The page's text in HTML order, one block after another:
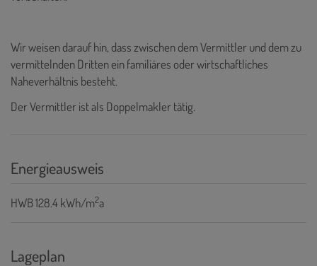
Wir weisen darauf hin, dass zwischen dem Vermittler und dem zu
vermittelnden Dritten ein familiäres oder wirtschaftliches
Naheverhältnis besteht.
Der Vermittler ist als Doppelmakler tätig.
Energieausweis
HWB128.4 kWh/m2a
Lageplan